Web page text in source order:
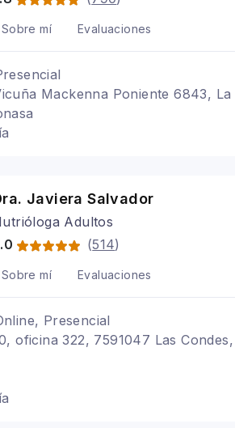
Sobre mí Evaluaciones
Mackenna Poniente 6843, La
Javiera Salvador
Adultos
(514)
Sobre mí Evaluaciones
Presencial
oficina 322, 7591047 Las